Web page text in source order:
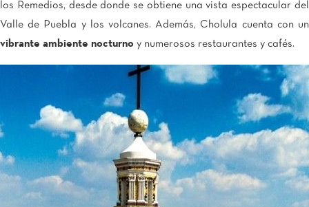
los Remedios, desde donde se obtiene una vista espectacular del
Valle de Puebla y los volcanes. Además, Cholula cuenta con un
vibrante ambiente nocturno y numerosos restaurantes y cafés.